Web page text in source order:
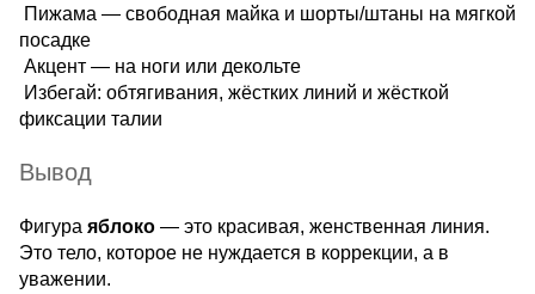
Пижама — свободная майка и шорты/штаны на мягкой
посадке
Акцент — на ноги или декольте
Избегай: обтягивания, жёстких линий и жёсткой
фиксации талии
Вывод
Фигура яблоко — это красивая, женственная линия.
Это тело, которое не нуждается в коррекции, а в
уважении.